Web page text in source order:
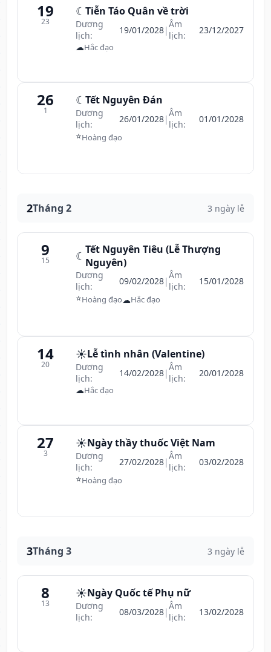
19
23
☾ Tiễn Táo Quân về trời
Dương
lịch:
19/01/2028|Âm
lịch:
23/12/2027
☁Hắc đạo
26
1
☾ Tết Nguyên Đán
Dương
lịch:
26/01/2028|Âm
lịch:
01/01/2028
⭐Hoàng đạo
2Tháng 2 3 ngày lễ
9
15 ☾ Tết Nguyên Tiêu (Lễ Thượng
Nguyên)
Dương
lịch:
09/02/2028|Âm
lịch:
15/01/2028
⭐Hoàng đạo☁Hắc đạo
14
20
☀️Lễ tình nhân (Valentine)
Dương
lịch:
14/02/2028|Âm
lịch:
20/01/2028
☁Hắc đạo
27
3
☀️Ngày thầy thuốc Việt Nam
Dương
lịch:
27/02/2028|Âm
lịch:
03/02/2028
⭐Hoàng đạo
3Tháng 3 3 ngày lễ
8
13
☀️Ngày Quốc tế Phụ nữ
Dương
lịch:
08/03/2028|Âm
lịch:
13/02/2028